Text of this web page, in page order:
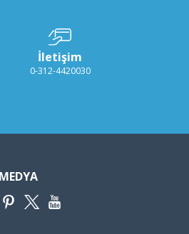
İletişim
0-312-4420030